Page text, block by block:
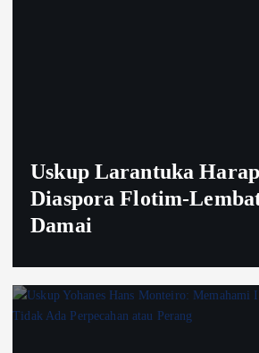
Uskup Larantuka
Diaspora Flotim-
Damai